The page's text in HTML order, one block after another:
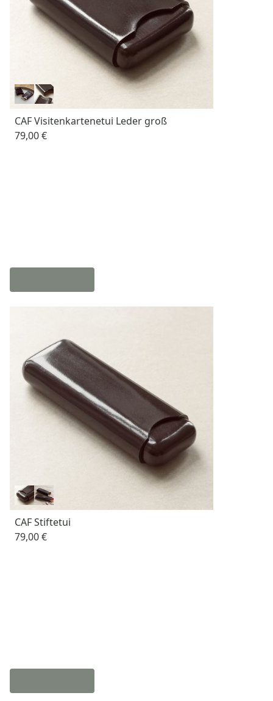
CAF Visitenkartenetui Leder groß
79,00 €
CAF Stiftetui
79,00 €